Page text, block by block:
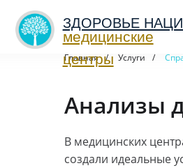
медицинские
центры
ЗДОРОВЬЕ НАЦИИ
Главная / Услуги /
Анализы
В медицинских
создали идеальные